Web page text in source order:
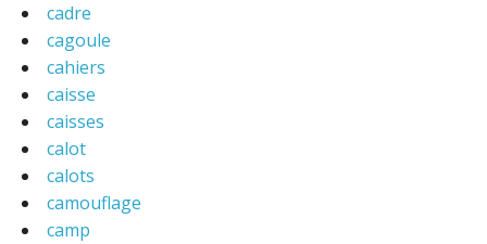
cadre
cagoule
cahiers
caisse
caisses
calot
calots
camouflage
camp